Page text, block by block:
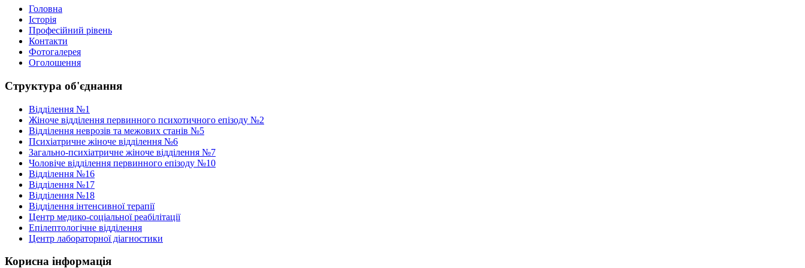
Головна
Історія
Професійний рівень
Контакти
Фотогалерея
Оголошення
Структура об'єднання
Відділення №1
Жіноче відділення первинного психотичного епізоду №2
Відділення неврозів та межових станів №5
Психіатричне жіноче відділення №6
Загально-психіатричне жіноче відділення №7
Чоловіче відділення первинного епізоду №10
Відділення №16
Відділення №17
Відділення №18
Відділення інтенсивної терапії
Центр медико-соціальної реабілітації
Епілептологічне відділення
Центр лабораторної діагностики
Корисна інформація